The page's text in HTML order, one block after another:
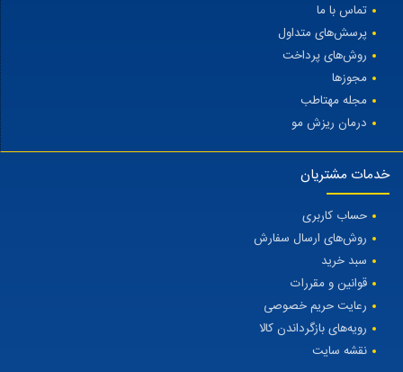
تماس با ما
پرسش‌های متداول
روش‌های پرداخت
مجوزها
مجله مهتاطب
درمان ریزش مو
خدمات مشتریان
حساب کاربری
روش‌های ارسال سفارش
سبد خرید
قوانین و مقررات
رعایت حریم خصوصی
رویه‌های بازگرداندن کالا
نقشه سایت